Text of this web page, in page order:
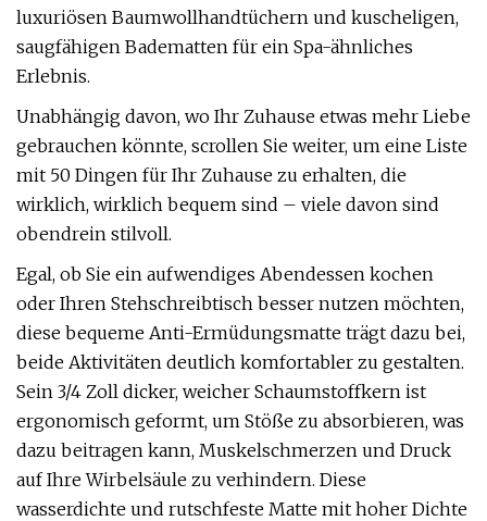
luxuriösen Baumwollhandtüchern und kuscheligen,
saugfähigen Badematten für ein Spa-ähnliches
Erlebnis.
Unabhängig davon, wo Ihr Zuhause etwas mehr Liebe
gebrauchen könnte, scrollen Sie weiter, um eine Liste
mit 50 Dingen für Ihr Zuhause zu erhalten, die
wirklich, wirklich bequem sind – viele davon sind
obendrein stilvoll.
Egal, ob Sie ein aufwendiges Abendessen kochen
oder Ihren Stehschreibtisch besser nutzen möchten,
diese bequeme Anti-Ermüdungsmatte trägt dazu bei,
beide Aktivitäten deutlich komfortabler zu gestalten.
Sein 3/4 Zoll dicker, weicher Schaumstoffkern ist
ergonomisch geformt, um Stöße zu absorbieren, was
dazu beitragen kann, Muskelschmerzen und Druck
auf Ihre Wirbelsäule zu verhindern. Diese
wasserdichte und rutschfeste Matte mit hoher Dichte